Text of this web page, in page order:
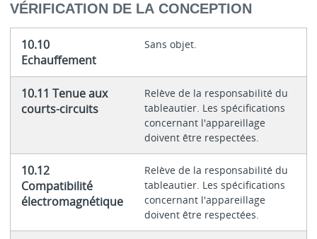
VÉRIFICATION DE LA CONCEPTION
10.10
Echauffement
Sans objet.
10.11 Tenue aux
courts-circuits
Relève de la responsabilité du
tableautier. Les spécifications
concernant l'appareillage
doivent être respectées.
10.12
Compatibilité
électromagnétique
Relève de la responsabilité du
tableautier. Les spécifications
concernant l'appareillage
doivent être respectées.